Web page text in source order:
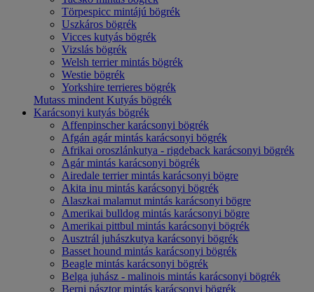
Törpespicc mintájú bögrék
Uszkáros bögrék
Vicces kutyás bögrék
Vizslás bögrék
Welsh terrier mintás bögrék
Westie bögrék
Yorkshire terrieres bögrék
Mutass mindent Kutyás bögrék
Karácsonyi kutyás bögrék
Affenpinscher karácsonyi bögrék
Afgán agár mintás karácsonyi bögrék
Afrikai oroszlánkutya - rigdeback karácsonyi bögrék
Agár mintás karácsonyi bögrék
Airedale terrier mintás karácsonyi bögre
Akita inu mintás karácsonyi bögrék
Alaszkai malamut mintás karácsonyi bögre
Amerikai bulldog mintás karácsonyi bögre
Amerikai pittbul mintás karácsonyi bögrék
Ausztrál juhászkutya karácsonyi bögrék
Basset hound mintás karácsonyi bögrék
Beagle mintás karácsonyi bögrék
Belga juhász - malinois mintás karácsonyi bögrék
Berni pásztor mintás karácsonyi bögrék